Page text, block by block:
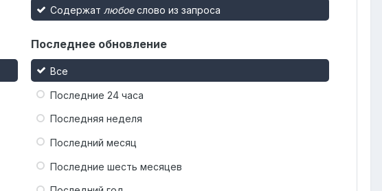
Содержат любоеслово из запроса
Последнее обновление
Все
Последние 24 часа
Последняя неделя
Последний месяц
Последние шесть месяцев